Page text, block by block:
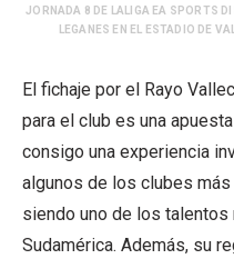
JORNADA 8 DE LALIGA EA SPORTS
LEGANES EN EL ESTADIO DE
El fichaje por el Rayo
para el club es una
consigo una experiencia
algunos de los clubes
siendo uno de los
Sudamérica. Además, su